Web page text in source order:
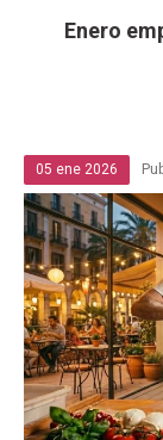
Enero
05 ene 2026
CONTACTO